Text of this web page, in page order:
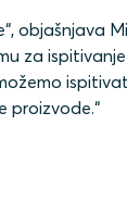
objašnjava
za
proizvode.“